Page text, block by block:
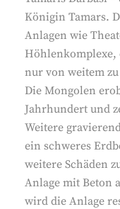
Königin Tamars.
Anlagen wie
Höhlenkomplexe,
nur von weitem
Die Mongolen
Jahrhundert und
Weitere
ein schweres
weitere Schäden
Anlage mit Beton
wird die Anlage